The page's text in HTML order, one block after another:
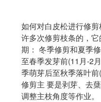
如何对白皮松进行修
许多次修剪枝条的，
期： 冬季修剪和夏季
至春季发芽前(11月-2
季萌芽后至秋季落叶
修剪主 要是剥芽、去
调整主枝角度等作业。